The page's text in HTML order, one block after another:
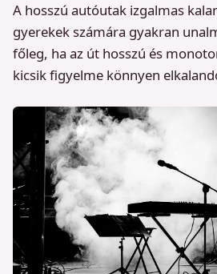
A hosszú autóutak izgalmas
gyerekek számára gyakran
főleg, ha az út hosszú és
kicsik figyelme könnyen